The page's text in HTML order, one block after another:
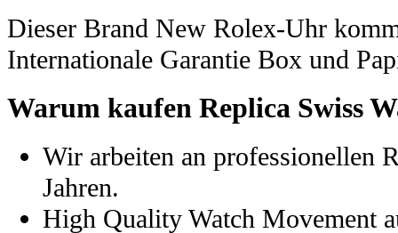
Dieser Brand New Rolex-Uhr
Internationale Garantie Box und
Warum kaufen Replica Swiss
Wir arbeiten an professionellen
Jahren.
High Quality Watch Movement